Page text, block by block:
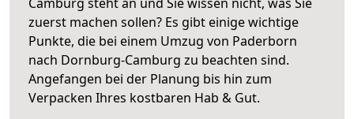
zuerst machen sollen? Es gibt einige wichtige
Punkte, die bei einem Umzug von Paderborn
nach Dornburg-Camburg zu beachten sind.
Angefangen bei der Planung bis hin zum
Verpacken Ihres kostbaren Hab & Gut.